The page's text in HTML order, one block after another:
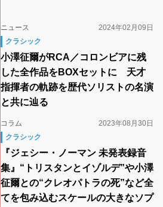
ニュース
2024年02月09日
クラシック
小澤征爾がRCA／コロンビアに残
した全作品をBOXセットに 天才
指揮者の軌跡を歴代ソリストの名演
と共に辿る
コラム
2023年08月30日
クラシック
『ジェシー・ノーマン 未発表録音
集』“トリスタンとイゾルデ”や小澤
征爾との“クレオパトラの死”など全
てを包み込むスケールの大きなソプ